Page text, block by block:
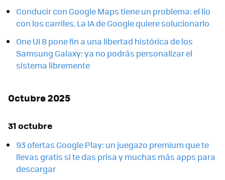
Conducir con Google Maps tiene un problema: el lío
con los carriles. La IA de Google quiere solucionarlo
One UI 8 pone fin a una libertad histórica de los
Samsung Galaxy: ya no podrás personalizar el
sistema libremente
Octubre 2025
31 octubre
93 ofertas Google Play: un juegazo premium que te
llevas gratis si te das prisa y muchas más apps para
descargar